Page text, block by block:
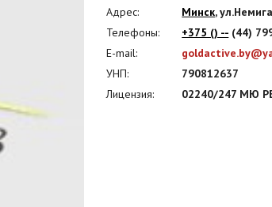
Адрес:
Минск,
Телефоны:
+375 () -- (44)
E-mail:
УНП:
790812637
Лицензия:
02240/247 МЮ